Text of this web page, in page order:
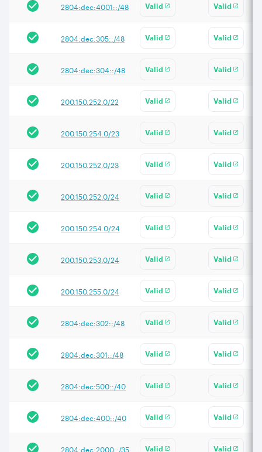
2804:dec:4001::/48 Valid Valid
2804:dec:305::/48 Valid Valid
2804:dec:304::/48 Valid Valid
200.150.252.0/22 Valid Valid
200.150.254.0/23 Valid Valid
200.150.252.0/23 Valid Valid
200.150.252.0/24 Valid Valid
200.150.254.0/24 Valid Valid
200.150.253.0/24 Valid Valid
200.150.255.0/24 Valid Valid
2804:dec:302::/48 Valid Valid
2804:dec:301::/48 Valid Valid
2804:dec:500::/40 Valid Valid
2804:dec:400::/40 Valid Valid
2804:dec:2000::/35 Valid Valid